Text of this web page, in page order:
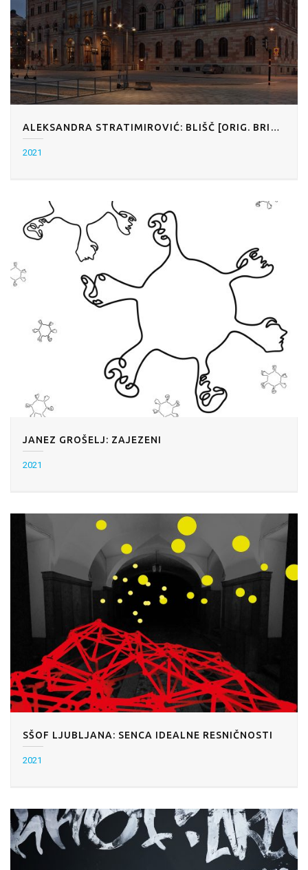
ALEKSANDRA STRATIMIROVIĆ: BLIŠČ [ORIG. BRILLIANCE]
2021
JANEZ GROŠELJ: ZAJEZENI
2021
SŠOF LJUBLJANA: SENCA IDEALNE RESNIČNOSTI
2021